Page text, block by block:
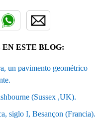
ESTE BLOG:
un pavimento geométrico
(Sussex ,UK).
siglo I, Besançon (Francia).